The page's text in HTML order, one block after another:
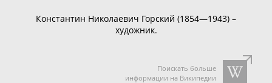
Константин Николаевич Горский (1854—1943) –
художник.
Поискать больше
информации на Википедии